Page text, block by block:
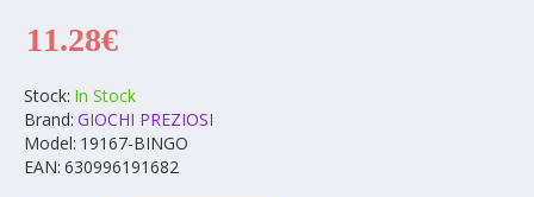
Stock: In Stock
Brand: GIOCHI PREZIOSI
Model: 19167-BINGO
EAN: 630996191682
11.28€